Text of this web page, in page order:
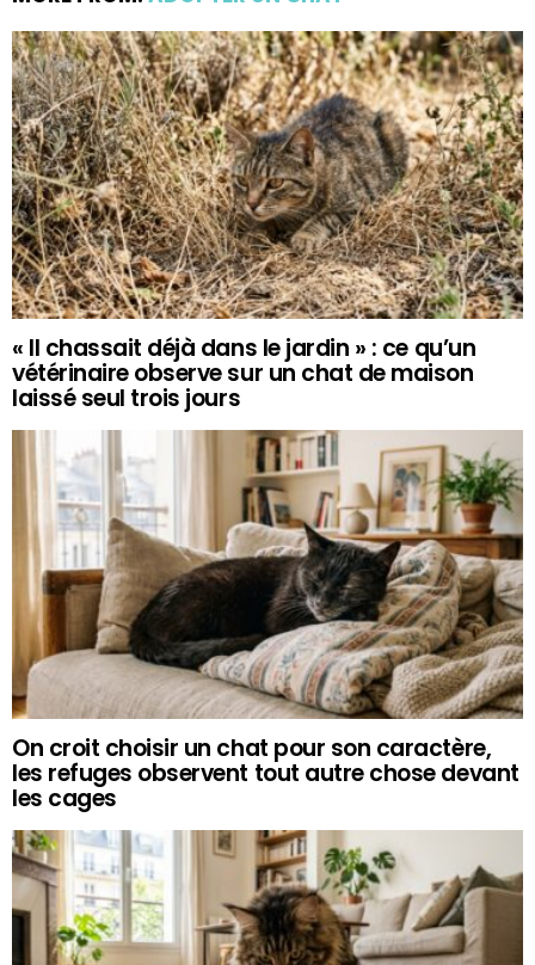
« Il chassait déjà dans le jardin » : ce qu’un
vétérinaire observe sur un chat de maison
laissé seul trois jours
On croit choisir un chat pour son caractère,
les refuges observent tout autre chose devant
les cages